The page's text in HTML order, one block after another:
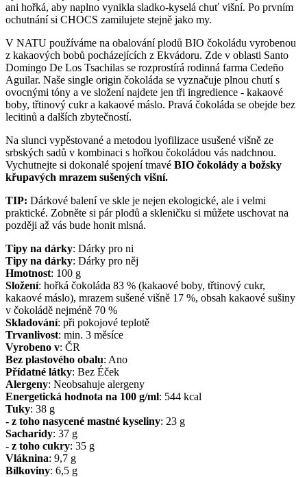
ani hořká, aby naplno vynikla sladko-kyselá chuť višní. Po prvním
ochutnání si CHOCS zamilujete stejně jako my.
V NATU používáme na obalování plodů BIO čokoládu vyrobenou
z kakaových bobů pocházejících z Ekvádoru. Zde v oblasti Santo
Domingo De Los Tsachilas se rozprostírá rodinná farma Cedeño
Aguilar. Naše single origin čokoláda se vyznačuje plnou chutí s
ovocnými tóny a ve složení najdete jen tři ingredience - kakaové
boby, třtinový cukr a kakaové máslo. Pravá čokoláda se obejde bez
lecitinů a dalších zbytečností.
Na slunci vypěstované a metodou lyofilizace usušené višně ze
srbských sadů v kombinaci s hořkou čokoládou vás nadchnou.
Vychutnejte si dokonalé spojení tmavé BIO čokolády a božsky
křupavých mrazem sušených višní.
TIP: Dárkové balení ve skle je nejen ekologické, ale i velmi
praktické. Zobněte si pár plodů a skleničku si můžete uschovat na
později až vás bude honit mlsná.
Tipy na dárky: Dárky pro ni
Tipy na dárky: Dárky pro něj
Hmotnost: 100 g
Složení: hořká čokoláda 83 % (kakaové boby, třtinový cukr,
kakaové máslo), mrazem sušené višně 17 %, obsah kakaové sušiny
v čokoládě nejméně 70 %
Skladování: při pokojové teplotě
Trvanlivost: min. 3 měsíce
Vyrobeno v: ČR
Bez plastového obalu: Ano
Přídatné látky: Bez Éček
Alergeny: Neobsahuje alergeny
Energetická hodnota na 100 g/ml: 544 kcal
Tuky: 38 g
- z toho nasycené mastné kyseliny: 23 g
Sacharidy: 37 g
- z toho cukry: 35 g
Vláknina: 9,7 g
Bílkoviny: 6,5 g